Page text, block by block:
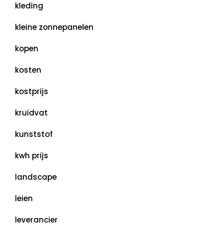
kleding
kleine zonnepanelen
kopen
kosten
kostprijs
kruidvat
kunststof
kwh prijs
landscape
leien
leverancier